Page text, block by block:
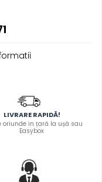
LIVRARE RAPIDĂ!
oriunde in țară la ușă sau
Easybox